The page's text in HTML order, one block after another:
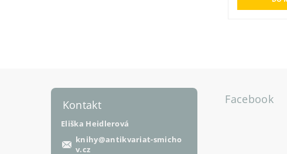
Kontakt
Eliška Heidlerová
knihy@antikvariat-smicho
v.cz
Facebook